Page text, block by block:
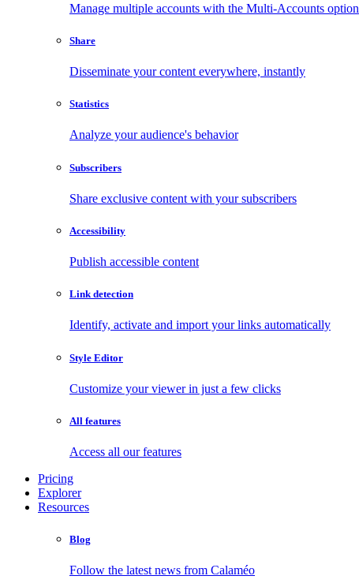
Manage multiple accounts with the Multi-Accounts option
Share
Disseminate your content everywhere, instantly
Statistics
Analyze your audience's behavior
Subscribers
Share exclusive content with your subscribers
Accessibility
Publish accessible content
Link detection
Identify, activate and import your links automatically
Style Editor
Customize your viewer in just a few clicks
All features
Access all our features
Pricing
Explorer
Resources
Blog
Follow the latest news from Calaméo